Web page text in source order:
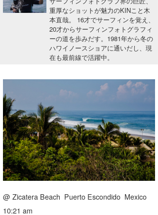
WAVE HUNTER波予想ツール
今月のプレゼント
重厚なショットが魅力のKINこと木
本直哉。 16才でサーフィンを覚え、
20才からサーフィンフォトグラフィ
ーの道を歩みだす。1981年から冬の
ハワイノースショアに通いだし、現
在も最前線で活躍中。
@ Zicatera Beach Puerto Escondido Mexico
10:21 am
アート＆エンタメ
ショップ情報
湘南
千葉北
伊豆
千葉南
四国
お知らせ
その他
ルール＆How to
VOTE!
サーファーズ